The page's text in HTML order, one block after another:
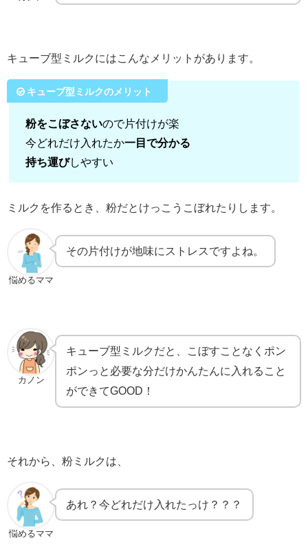
キューブ型ミルクにはこんなメリットがあります。
キューブ型ミルクのメリット
粉をこぼさないので片付けが楽
今どれだけ入れたか一目で分かる
持ち運びしやすい
ミルクを作るとき、粉だとけっこうこぼれたりします。
悩めるママ
その片付けが地味にストレスですよね。
カノン
キューブ型ミルクだと、こぼすことなくポン
ポンっと必要な分だけかんたんに入れること
ができてGOOD！
それから、粉ミルクは、
悩めるママ
あれ？今どれだけ入れたっけ？？？